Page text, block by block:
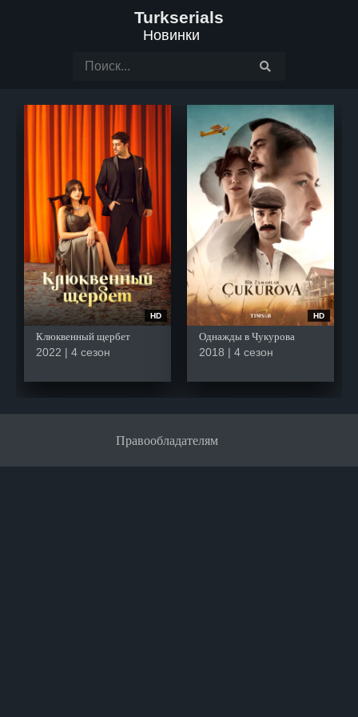
Turkserials
Новинки
HD
Клюквенный щербет
2022 | 4 сезон
HD
Однажды в Чукурова
2018 | 4 сезон
Правообладателям